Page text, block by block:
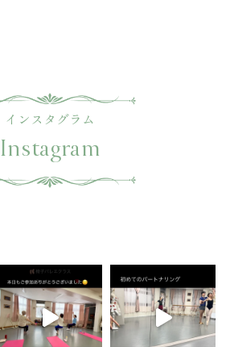
インスタグラム
Instagram